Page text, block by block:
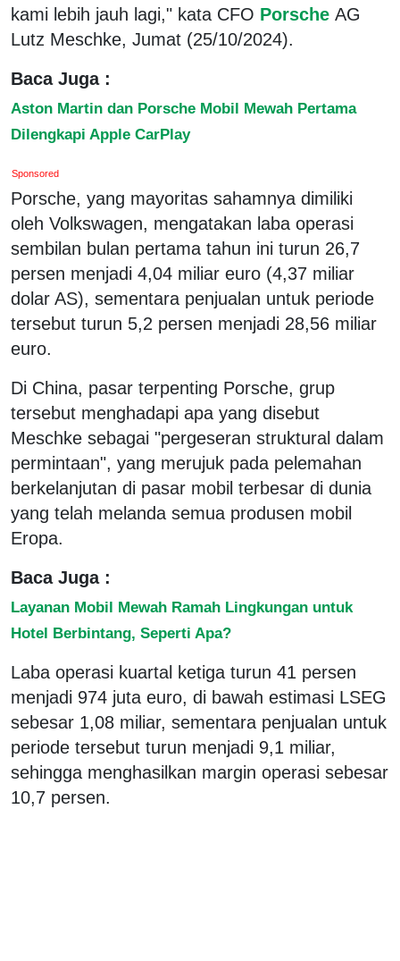
kami lebih jauh lagi," kata CFO Porsche AG
Lutz Meschke, Jumat (25/10/2024).
Baca Juga :
Aston Martin dan Porsche Mobil Mewah Pertama
Dilengkapi Apple CarPlay
Sponsored
Porsche, yang mayoritas sahamnya dimiliki
oleh Volkswagen, mengatakan laba operasi
sembilan bulan pertama tahun ini turun 26,7
persen menjadi 4,04 miliar euro (4,37 miliar
dolar AS), sementara penjualan untuk periode
tersebut turun 5,2 persen menjadi 28,56 miliar
euro.
Di China, pasar terpenting Porsche, grup
tersebut menghadapi apa yang disebut
Meschke sebagai "pergeseran struktural dalam
permintaan", yang merujuk pada pelemahan
berkelanjutan di pasar mobil terbesar di dunia
yang telah melanda semua produsen mobil
Eropa.
Baca Juga :
Layanan Mobil Mewah Ramah Lingkungan untuk
Hotel Berbintang, Seperti Apa?
Laba operasi kuartal ketiga turun 41 persen
menjadi 974 juta euro, di bawah estimasi LSEG
sebesar 1,08 miliar, sementara penjualan untuk
periode tersebut turun menjadi 9,1 miliar,
sehingga menghasilkan margin operasi sebesar
10,7 persen.